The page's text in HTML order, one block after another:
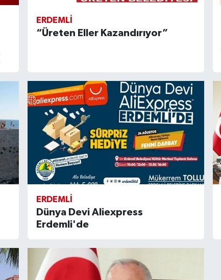
ERDEMLI
“Üreten Eller Kazandırıyor”
ERDEMLI
Dünya Devi Aliexpress
Erdemli'de